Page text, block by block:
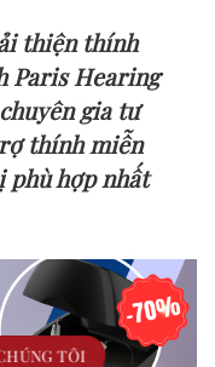
thiện thính
Paris Hearing
gia tư
thính miễn
phù hợp nhất
TÔI